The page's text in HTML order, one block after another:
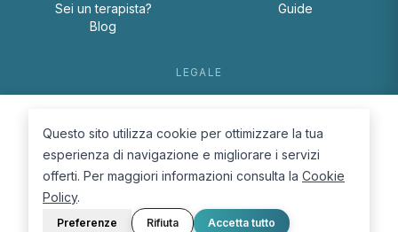
Sei un terapista?
Blog
Guide
LEGALE
Cookie Policy
Questo sito utilizza cookie per ottimizzare la tua
esperienza di navigazione e migliorare i servizi
offerti. Per maggiori informazioni consulta la Cookie
Policy.
Preferenze Rifiuta Accetta tutto